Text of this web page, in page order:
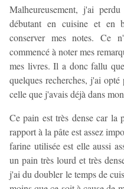
Malheureusement, j'ai
débutant en cuisine et en
conserver mes notes. Ce
commencé à noter mes
mes livres. Il a donc fallu
quelques recherches, j'ai opté
celle que j'avais déjà dans
Ce pain est très dense car
rapport à la pâte est assez
farine utilisée est elle aussi
un pain très lourd et très
j'ai du doubler le temps de